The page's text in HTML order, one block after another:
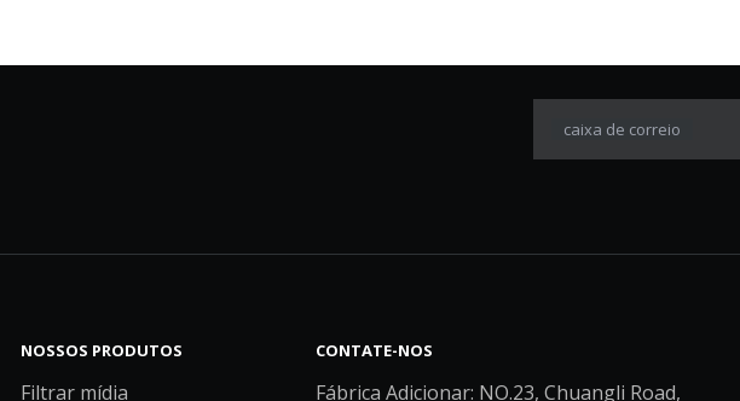
caixa de correio
NOSSOS PRODUTOS
Filtrar mídia
CONTATE-NOS
Fábrica Adicionar: NO.23, Chuangli Road,